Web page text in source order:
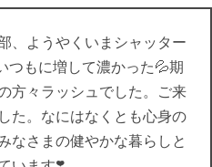
、ようやくいまシャッター
つもに増して濃かった💦期
方々ラッシュでした。ご来
た。なにはなくとも心身の
なさまの健やかな暮らしと